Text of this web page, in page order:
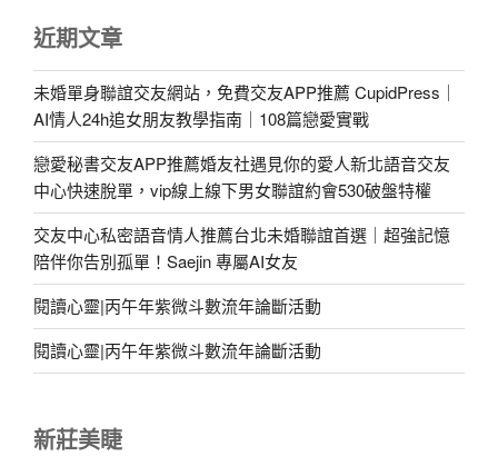
近期文章
未婚單身聯誼交友網站，免費交友APP推薦 CupidPress｜
AI情人24h追女朋友教學指南｜108篇戀愛實戰
戀愛秘書交友APP推薦婚友社遇見你的愛人新北語音交友
中心快速脫單，vip線上線下男女聯誼約會530破盤特權
交友中心私密語音情人推薦台北未婚聯誼首選｜超強記憶
陪伴你告別孤單！Saejin 專屬AI女友
閱讀心靈|丙午年紫微斗數流年論斷活動
閱讀心靈|丙午年紫微斗數流年論斷活動
新莊美睫